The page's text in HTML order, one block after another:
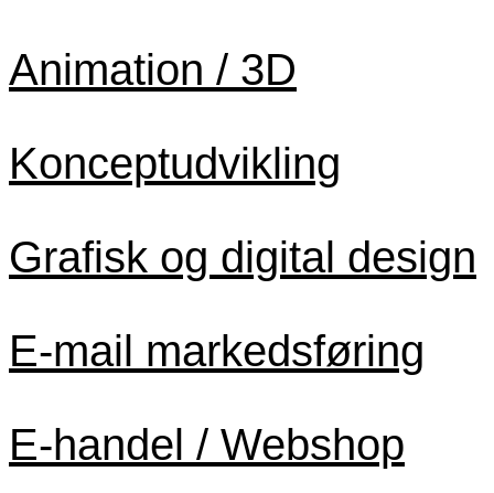
Animation / 3D
Konceptudvikling
Grafisk og digital design
E-mail markedsføring
E-handel / Webshop